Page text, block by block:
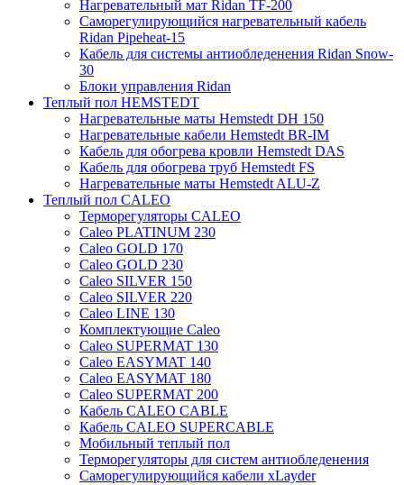
Нагревательный мат Ridan TF-200
Саморегулирующийся нагревательный кабель
Ridan Pipeheat-15
Кабель для системы антиобледенения Ridan Snow-
30
Блоки управления Ridan
Теплый пол HEMSTEDT
Нагревательные маты Hemstedt DH 150
Нагревательные кабели Hemstedt BR-IM
Кабель для обогрева кровли Hemstedt DAS
Кабель для обогрева труб Hemstedt FS
Нагревательные маты Hemstedt ALU-Z
Теплый пол CALEO
Терморегуляторы CALEO
Caleo PLATINUM 230
Caleo GOLD 170
Caleo GOLD 230
Caleo SILVER 150
Caleo SILVER 220
Caleo LINE 130
Комплектующие Caleo
Caleo SUPERMAT 130
Caleo EASYMAT 140
Caleo EASYMAT 180
Caleo SUPERMAT 200
Кабель CALEO CABLE
Кабель CALEO SUPERCABLE
Мобильный теплый пол
Терморегуляторы для систем антиобледенения
Саморегулирующийся кабели xLayder